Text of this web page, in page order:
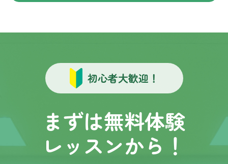
初心者大歓迎！
まずは無料体験
レッスンから！